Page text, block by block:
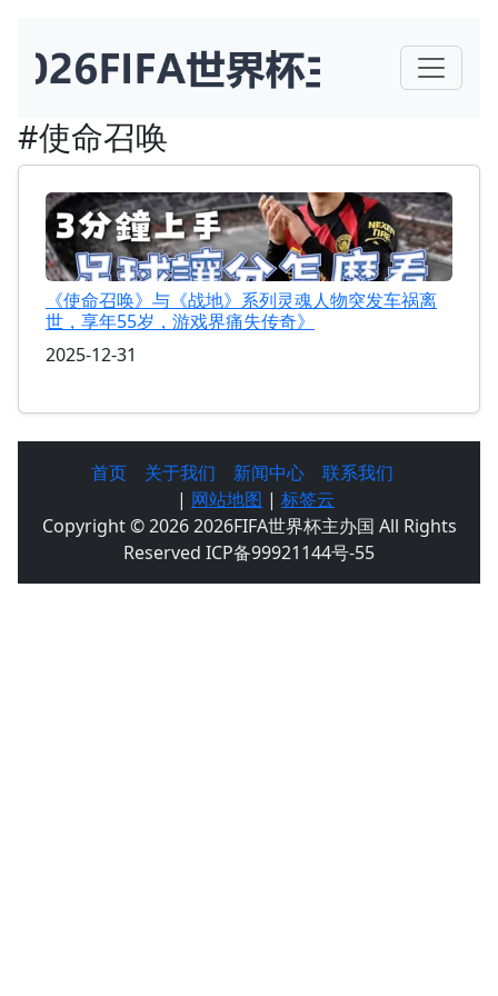
#使命召唤
《使命召唤》与《战地》系列灵魂人物突发车祸离
世，享年55岁，游戏界痛失传奇》
2025-12-31
首页 关于我们 新闻中心
联系我们
| 网站地图 | 标签云
Copyright © 2026 2026FIFA世界杯主办国 All Rights
Reserved ICP备99921144号-55